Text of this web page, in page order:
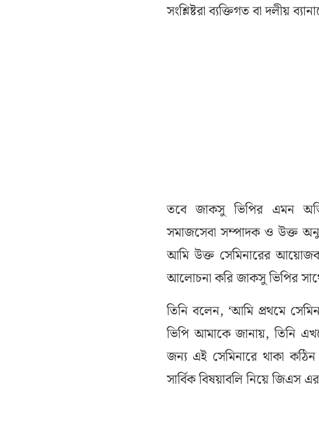
সংশ্লিষ্টরা ব্যক্তিগত বা দলীয়
তবে জাকসু ভিপির এমন
সমাজসেবা সম্পাদক ও উক্ত
আমি উক্ত সেমিনারের
আলোচনা করি জাকসু ভিপির
তিনি বলেন, ‘আমি প্রথমে
ভিপি আমাকে জানায়, তিনি
জন্য এই সেমিনারে থাকা
সার্বিক বিষয়াবলি নিয়ে জিএস